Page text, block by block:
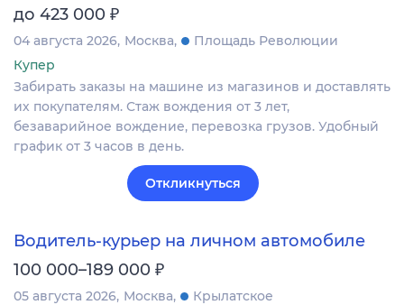
до 423 000 ₽
04 августа 2026 Москва
Площадь Революции
Купер
Забирать заказы на машине из магазинов и доставлять
их покупателям. Стаж вождения от 3 лет,
безаварийное вождение, перевозка грузов. Удобный
график от 3 часов в день.
Откликнуться
Водитель-курьер на личном автомобиле
100 000–189 000 ₽
05 августа 2026 Москва
Крылатское